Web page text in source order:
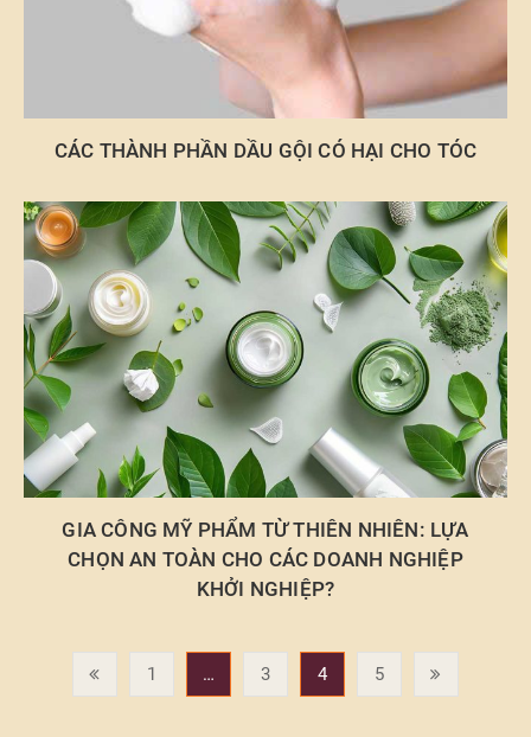
CÁC THÀNH PHẦN DẦU GỘI CÓ HẠI CHO TÓC
GIA CÔNG MỸ PHẨM TỪ THIÊN NHIÊN: LỰA
CHỌN AN TOÀN CHO CÁC DOANH NGHIỆP
KHỞI NGHIỆP?
1 … 3 4 5